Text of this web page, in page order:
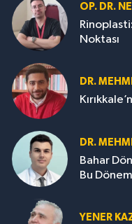
OP. DR.
Noktası
DR.
DR.
Bahar
Bu
YENER